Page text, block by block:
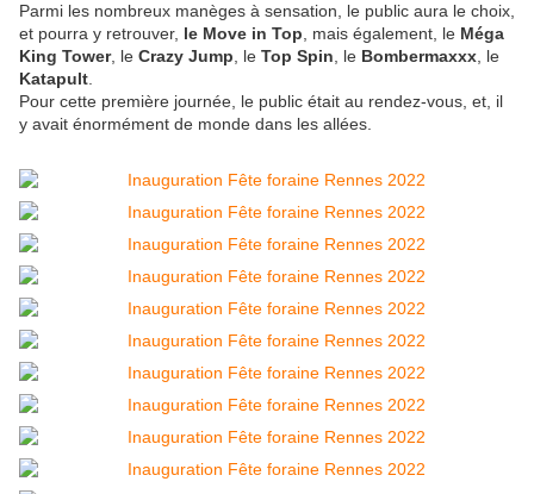
Parmi les nombreux manèges à sensation, le public aura le choix,
et pourra y retrouver, le Move in Top , mais également, le Méga
King Tower, le Crazy Jump , le Top Spin , le Bombermaxxx , le
Katapult
Pour cette première journée, le public était au rendez-vous, et, il
y avait énormément de monde dans les allées.